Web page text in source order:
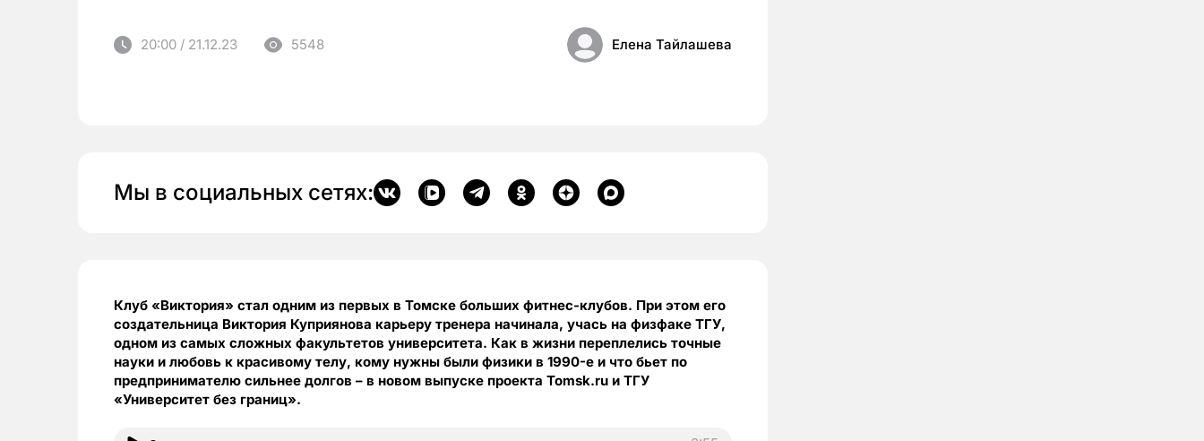
20:00 / 21.12.23 5548 Елена Тайлашева
Мы в социальных сетях:
Клуб «Виктория» стал одним из первых в Томске больших фитнес-клубов. При этом его
создательница Виктория Куприянова карьеру тренера начинала, учась на физфаке ТГУ,
одном из самых сложных факультетов университета. Как в жизни переплелись точные
науки и любовь к красивому телу, кому нужны были физики в 1990-е и что бьет по
предпринимателю сильнее долгов – в новом выпуске проекта Tomsk.ru и ТГУ
«Университет без границ».